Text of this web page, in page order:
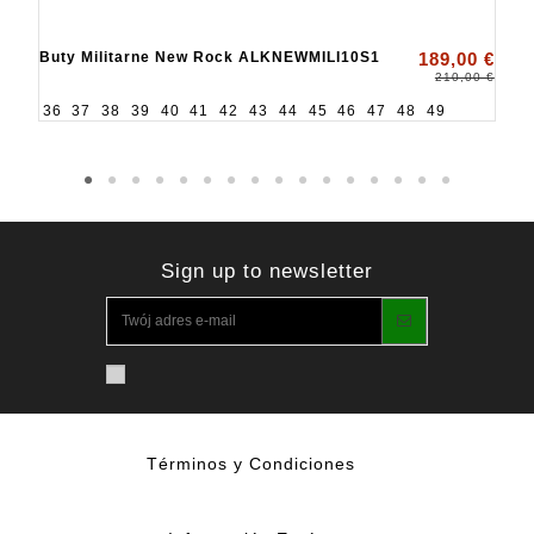
Buty Militarne New Rock ALKNEWMILI10S1 189,00 €
210,00 €
36 37 38 39 40 41 42 43 44 45 46 47 48 49
Sign up to newsletter
Términos y Condiciones